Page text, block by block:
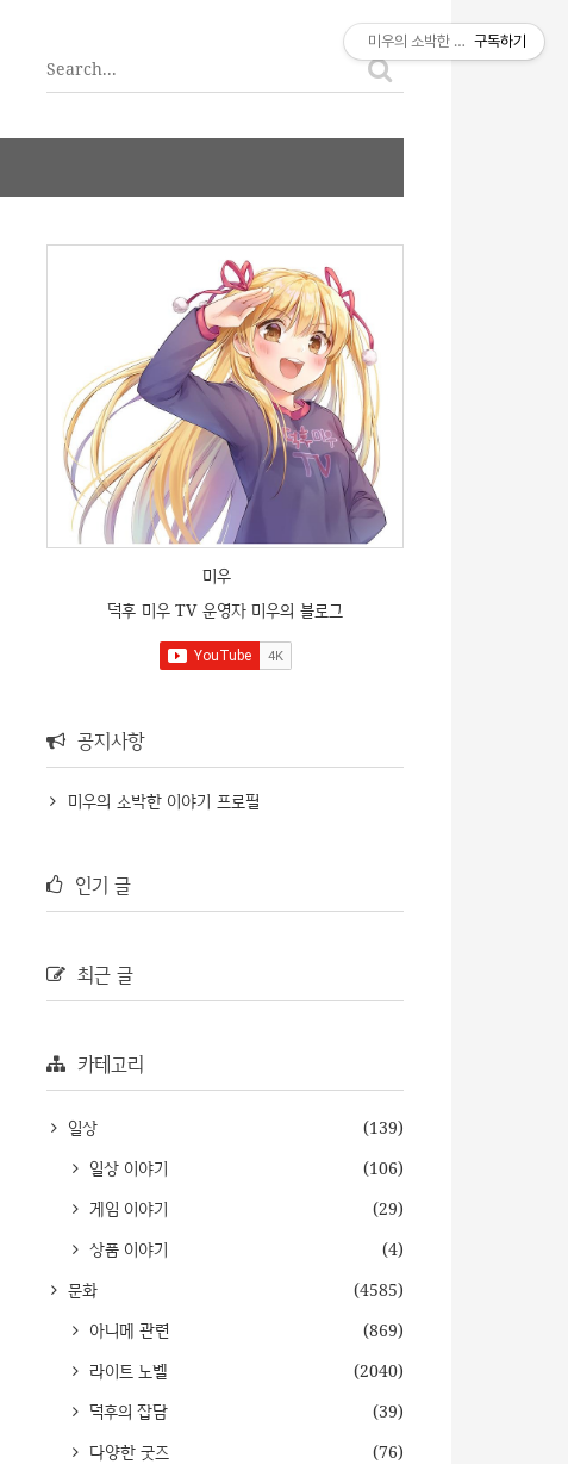
미우
덕후 미우 TV 운영자 미우의 블로그
공지사항
미우의 소박한 이야기 프로필
인기 글
최근 글
카테고리
일상
(139)
일상 이야기
(106)
게임 이야기
(29)
상품 이야기
(4)
문화
(4585)
아니메 관련
(869)
라이트 노벨
(2040)
덕후의 잡담
(39)
다양한 굿즈
(76)
미우의 소박한 이야기구독하기